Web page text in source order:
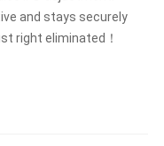
and stays securely
right eliminated！